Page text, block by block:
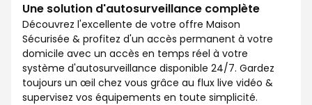
Une solution d'autosurveillance complète
Découvrez l'excellente de votre offre Maison
Sécurisée & profitez d'un accès permanent à votre
domicile avec un accès en temps réel à votre
système d'autosurveillance disponible 24/7. Gardez
toujours un œil chez vous grâce au flux live vidéo &
supervisez vos équipements en toute simplicité.